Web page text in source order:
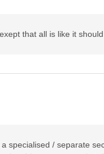
that all is like it
specialised / separate